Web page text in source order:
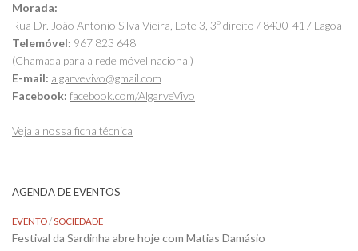
Morada:
Rua Dr. João António Silva Vieira, Lote 3, 3º direito / 8400-417 Lagoa
Telemóvel: 967 823 648
(Chamada para a rede móvel nacional)
E-mail: algarvevivo@gmail.com
Facebook: facebook.com/AlgarveVivo
Veja a nossa ficha técnica
AGENDA DE EVENTOS
EVENTO/SOCIEDADE
Festival da Sardinha abre hoje com Matias Damásio